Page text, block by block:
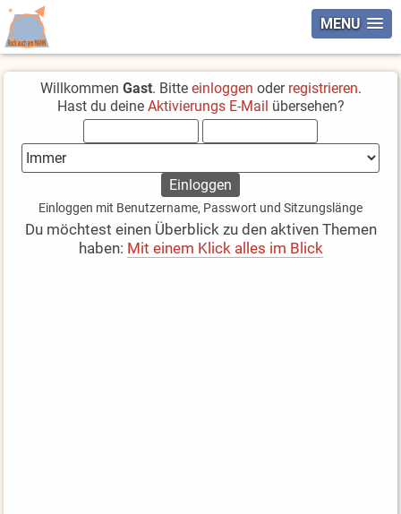
MENU
Willkommen Gast. Bitte einloggen oder registrieren.
Hast du deine Aktivierungs E-Mail übersehen?
Einloggen mit Benutzername, Passwort und Sitzungslänge
Du möchtest einen Überblick zu den aktiven Themen
haben: Mit einem Klick alles im Blick